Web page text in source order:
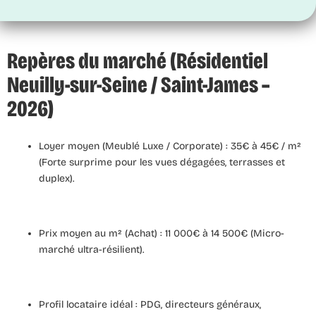
Repères du marché (Résidentiel
Neuilly-sur-Seine / Saint-James –
2026)
Loyer moyen (Meublé Luxe / Corporate) : 35€ à 45€ / m²
(Forte surprime pour les vues dégagées, terrasses et
duplex).
Prix moyen au m² (Achat) : 11 000€ à 14 500€ (Micro-
marché ultra-résilient).
Profil locataire idéal : PDG, directeurs généraux,